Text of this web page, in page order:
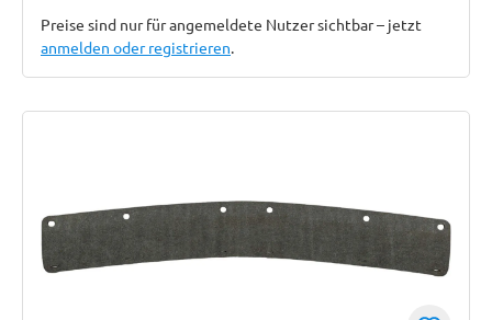
Preise sind nur für angemeldete Nutzer sichtbar – jetzt
anmelden oder registrieren.